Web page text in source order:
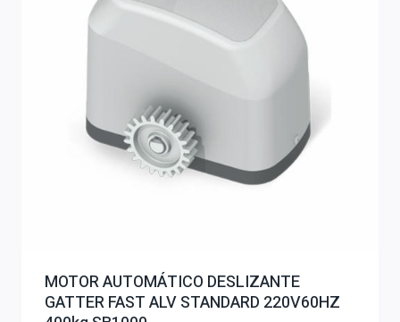
MOTOR AUTOMÁTICO DESLIZANTE
GATTER FAST ALV STANDARD 220V60HZ